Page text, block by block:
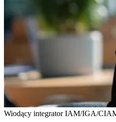
Wiodący integrator IAM/IGA/